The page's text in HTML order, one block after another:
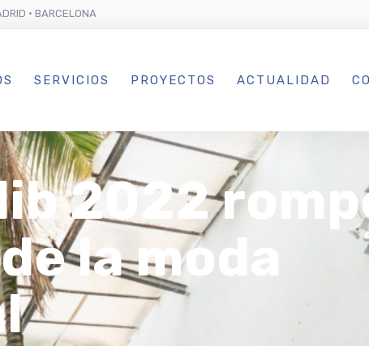
· BARCELONA
SERVICIOS PROYECTOS ACTUALIDAD
2022
la moda